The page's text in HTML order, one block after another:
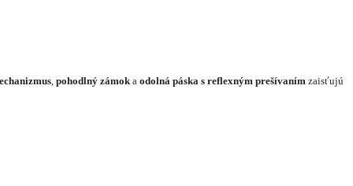
, pohodlný zámok a odolná páska s reflexným prešívaním zaisťujú